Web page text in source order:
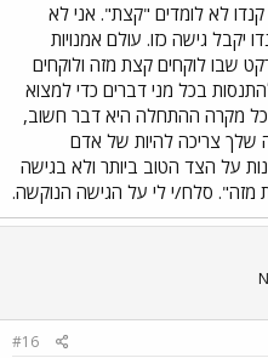
לא לומדים "קצת". אני לא
יקבל גישה כזו. עולם אמנויות
שבו לוקחים קצת מזה ולוקחים
בכל מני דברים כדי למצוא
מקרה ההתחלה היא דבר חשוב,
שלך צריכה להיות של אדם
על הצד הטוב ביותר ולא בגישה
מזה". סלח/י לי על הגישה הנוקשה.
#16